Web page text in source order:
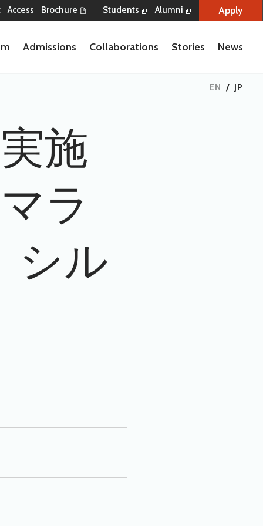
Access Brochure Students Alumni Apply
Admissions Collaborations Stories News
EN / JP
施
ラ
シル